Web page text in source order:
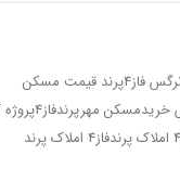
فاز4پرند
قیمت مسکن
خریدمسکن مهرپرندفاز4پروژه گل نرگس
املاک پرندفاز4 املاک پرند